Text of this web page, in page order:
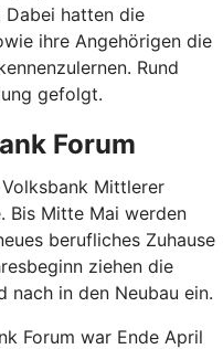
Dabei hatten die
ihre Angehörigen die
Rund
gefolgt.
Forum
Mittlerer
Bis Mitte Mai werden
berufliches Zuhause
ziehen die
nach in den Neubau ein.
Forum war Ende April